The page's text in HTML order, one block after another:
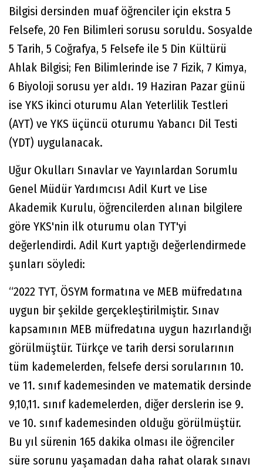
Bilgisi dersinden muaf öğrenciler için ekstra 5
Felsefe, 20 Fen Bilimleri sorusu soruldu. Sosyalde
5 Tarih, 5 Coğrafya, 5 Felsefe ile 5 Din Kültürü
Ahlak Bilgisi; Fen Bilimlerinde ise 7 Fizik, 7 Kimya,
6 Biyoloji sorusu yer aldı. 19 Haziran Pazar günü
ise YKS ikinci oturumu Alan Yeterlilik Testleri
(AYT) ve YKS üçüncü oturumu Yabancı Dil Testi
(YDT) uygulanacak.
Uğur Okulları Sınavlar ve Yayınlardan Sorumlu
Genel Müdür Yardımcısı Adil Kurt ve Lise
Akademik Kurulu, öğrencilerden alınan bilgilere
göre YKS'nin ilk oturumu olan TYT'yi
değerlendirdi. Adil Kurt yaptığı değerlendirmede
şunları söyledi:
“2022 TYT, ÖSYM formatına ve MEB müfredatına
uygun bir şekilde gerçekleştirilmiştir. Sınav
kapsamının MEB müfredatına uygun hazırlandığı
görülmüştür. Türkçe ve tarih dersi sorularının
tüm kademelerden, felsefe dersi sorularının 10.
ve 11. sınıf kademesinden ve matematik dersinde
9,10,11. sınıf kademelerden, diğer derslerin ise 9.
ve 10. sınıf kademesinden olduğu görülmüştür.
Bu yıl sürenin 165 dakika olması ile öğrenciler
süre sorunu yaşamadan daha rahat olarak sınavı